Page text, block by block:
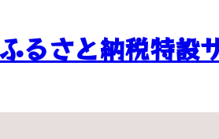
るさと納税特設